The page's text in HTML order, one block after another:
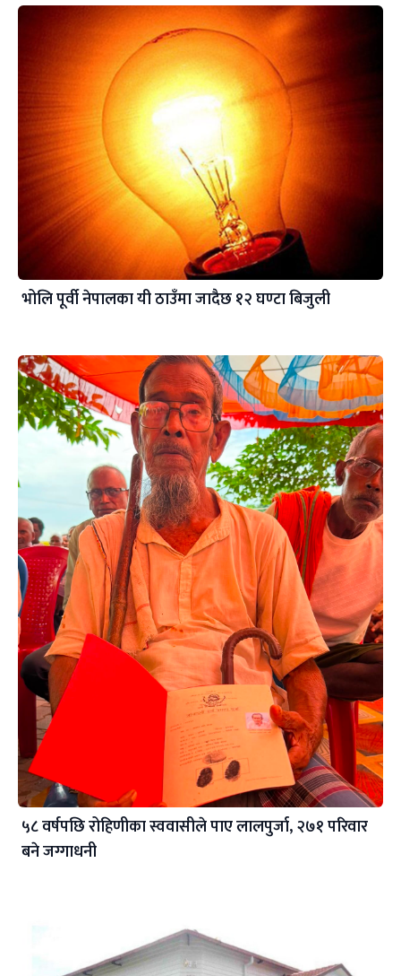
भोलि पूर्वी नेपालका यी ठाउँमा जादैछ १२ घण्टा बिजुली
५८ वर्षपछि रोहिणीका स्ववासीले पाए लालपुर्जा, २७१ परिवार
बने जग्गाधनी